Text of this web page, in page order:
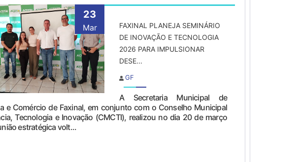
23
Mar
FAXINAL PLANEJA SEMINÁRIO
DE INOVAÇÃO E TECNOLOGIA
2026 PARA IMPULSIONAR
DESE...
GF
A Secretaria Municipal de
e Comércio de Faxinal, em conjunto com o Conselho Municipal
Tecnologia e Inovação (CMCTI), realizou no dia 20 de março
estratégica volt...